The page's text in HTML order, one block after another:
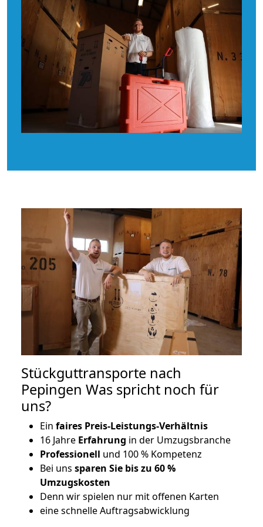
Stückguttransporte nach
Pepingen Was spricht noch für
uns?
Ein faires Preis-Leistungs-Verhältnis
16 Jahre Erfahrung in der Umzugsbranche
Professionell und 100 % Kompetenz
Bei uns sparen Sie bis zu 60 %
Umzugskosten
Denn wir spielen nur mit offenen Karten
eine schnelle Auftragsabwicklung